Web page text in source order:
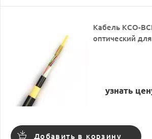
Кабель КСО-
оптический
узнать
Добавить в корзину